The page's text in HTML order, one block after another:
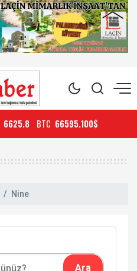
6625.8 BTC 66595.100$
Nine